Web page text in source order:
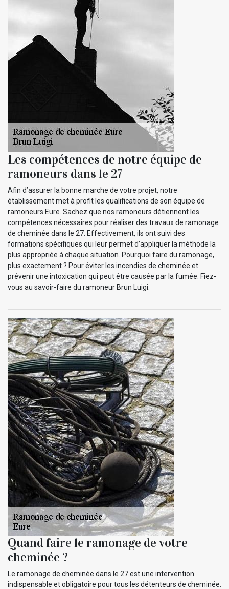
Les compétences de notre équipe de
ramoneurs dans le 27
Afin d’assurer la bonne marche de votre projet, notre
établissement met à profit les qualifications de son équipe de
ramoneurs Eure. Sachez que nos ramoneurs détiennent les
compétences nécessaires pour réaliser des travaux de ramonage
de cheminée dans le 27. Effectivement, ils ont suivi des
formations spécifiques qui leur permet d’appliquer la méthode la
plus appropriée à chaque situation. Pourquoi faire du ramonage,
plus exactement ? Pour éviter les incendies de cheminée et
prévenir une intoxication qui peut être causée par la fumée. Fiez-
vous au savoir-faire du ramoneur Brun Luigi.
Quand faire le ramonage de votre
cheminée ?
Le ramonage de cheminée dans le 27 est une intervention
indispensable et obligatoire pour tous les détenteurs de cheminée.